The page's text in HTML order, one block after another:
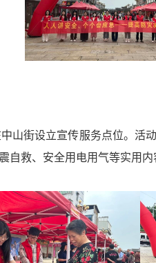
山街设立宣传服务点位。
救、安全用电用气等实用